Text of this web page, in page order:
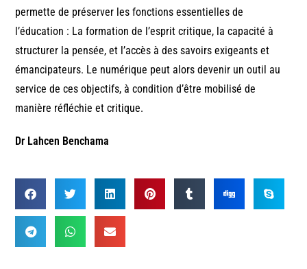
permette de préserver les fonctions essentielles de
l’éducation : La formation de l’esprit critique, la capacité à
structurer la pensée, et l’accès à des savoirs exigeants et
émancipateurs. Le numérique peut alors devenir un outil au
service de ces objectifs, à condition d’être mobilisé de
manière réfléchie et critique.
Dr Lahcen Benchama